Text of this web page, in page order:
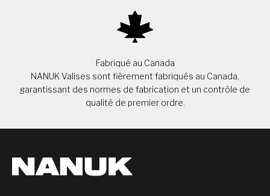
Fabriqué au Canada
NANUK Valises sont fièrement fabriqués au Canada,
garantissant des normes de fabrication et un contrôle de
qualité de premier ordre.